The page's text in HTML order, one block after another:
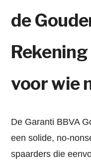
de
voor wie
De Garanti BBVA
een solide, no-
spaarders die